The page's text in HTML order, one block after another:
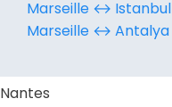
Marseille ↔︎ Istanbul
Marseille ↔︎ Antalya
Nantes